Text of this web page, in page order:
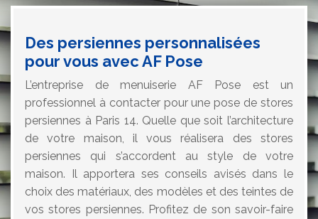
Des persiennes personnalisées
pour vous avec AF Pose
L’entreprise de menuiserie AF Pose est un
professionnel à contacter pour une pose de stores
persiennes à Paris 14. Quelle que soit l’architecture
de votre maison, il vous réalisera des stores
persiennes qui s’accordent au style de votre
maison. Il apportera ses conseils avisés dans le
choix des matériaux, des modèles et des teintes de
vos stores persiennes. Profitez de son savoir-faire